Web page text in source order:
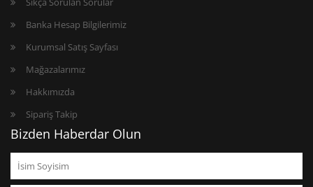
Banka Hesap Bilgilerimiz
Kurumsal Satış Sayfası
Mağazalarımız
Hakkımızda
Sipariş Takip
Bizden Haberdar Olun